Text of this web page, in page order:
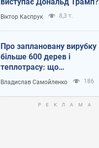
Віктор Каспрук 8,3 т.
Про заплановану вирубку
більше 600 дерев і
теплотрасу: що
відбувається на Теремках
у Києві
Владислав Самойленко 186